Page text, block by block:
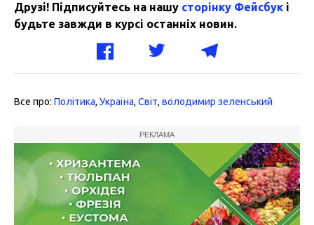
Друзі! Підписуйтесь на нашу сторінку Фейсбук і
будьте завжди в курсі останніх новин.
Все про: Політика, Україна, Світ, володимир зеленський
РЕКЛАМА